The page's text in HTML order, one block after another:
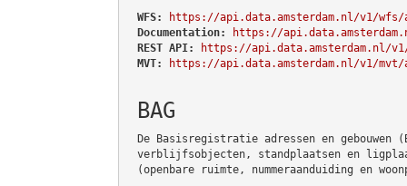
WFS:
https://api.data.amsterdam.nl/v1/wfs/
Documentation:
https://
REST API:
https://api.data.amsterdam.nl/v1/
MVT:
https://api.data.amsterdam.nl/v1/mvt/
BAG
De Basisregistratie adressen en gebouwen
verblijfsobjecten, standplaatsen en
(openbare ruimte, nummeraanduiding en